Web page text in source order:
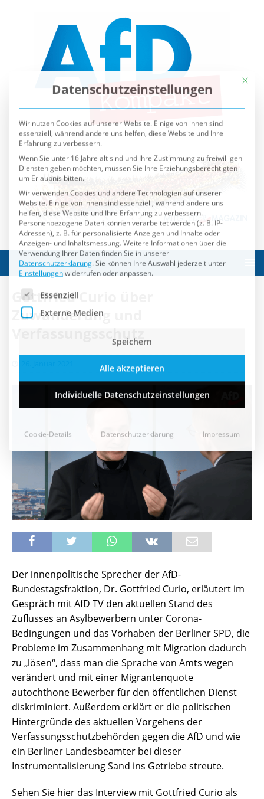
Gottfried Curio über
Zuwanderung und
Verfassungsschutz
Der innenpolitische Sprecher der AfD-
Bundestagsfraktion, Dr. Gottfried Curio, erläutert im
Gespräch mit AfD TV den aktuellen Stand des
Zuflusses an Asylbewerbern unter Corona-
Bedingungen und das Vorhaben der Berliner SPD, die
Probleme im Zusammenhang mit Migration dadurch
zu „lösen“, dass man die Sprache von Amts wegen
verändert und mit einer Migrantenquote
autochthone Bewerber für den öffentlichen Dienst
diskriminiert. Außerdem erklärt er die politischen
Hintergründe des aktuellen Vorgehens der
Verfassungsschutzbehörden gegen die AfD und wie
ein Berliner Landesbeamter bei dieser
Instrumentalisierung Sand ins Getriebe streute.
Sehen Sie hier das Interview mit Gottfried Curio als
Datenschutzeinstellungen
Wir nutzen Cookies auf unserer Website. Einige von ihnen sind
essenziell, während andere uns helfen, diese Website und Ihre
Wenn Sie unter 16 Jahre alt sind und Ihre Zustimmung zu freiwilligen
Diensten geben möchten, müssen Sie Ihre Erziehungsberechtigten
Wir verwenden Cookies und andere Technologien auf unserer
Website. Einige von ihnen sind essenziell, während andere uns
helfen, diese Website und Ihre Erfahrung zu verbessern.
Personenbezogene Daten können verarbeitet werden (z. B. IP-
Adressen), z. B. für personalisierte Anzeigen und Inhalte oder
Anzeigen- und Inhaltsmessung.
Verwendung Ihrer Daten finden Sie in unserer
Datenschutzerklärung.Sie können Ihre Auswahl jederzeit unter
Einstellungenwiderrufen oder anpassen.
Es folgt eine Liste der Service-Gruppen, für die eine
Essenziell
Externe Medien
Speichern
Datenschutzerklärung